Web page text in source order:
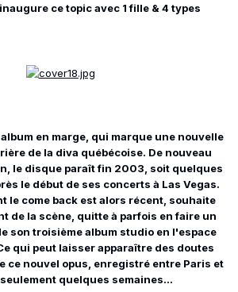
ce topic avec 1 fille & 4 types
album en marge, qui marque une nouvelle
de la diva québécoise. De nouveau
le disque paraît fin 2003, soit quelques
le début de ses concerts à Las Vegas.
le come back est alors récent, souhaite
de la scène, quitte à parfois en faire un
son troisième album studio en l'espace
qui peut laisser apparaître des doutes
ce nouvel opus, enregistré entre Paris et
quelques semaines...